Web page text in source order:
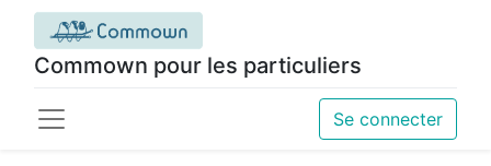
Commown pour les particuliers
Se connecter